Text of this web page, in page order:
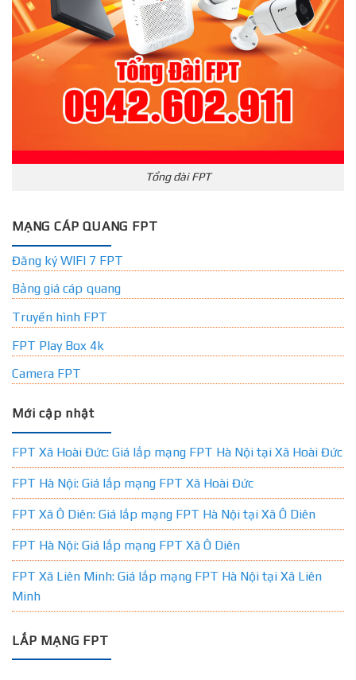
Tổng đài FPT
MẠNG CÁP QUANG FPT
Đăng ký WIFI 7 FPT
Bảng giá cáp quang
Truyền hình FPT
FPT Play Box 4k
Camera FPT
Mới cập nhật
FPT Xã Hoài Đức: Giá lắp mạng FPT Hà Nội tại Xã Hoài Đức
FPT Hà Nội: Giá lắp mạng FPT Xã Hoài Đức
FPT Xã Ô Diên: Giá lắp mạng FPT Hà Nội tại Xã Ô Diên
FPT Hà Nội: Giá lắp mạng FPT Xã Ô Diên
FPT Xã Liên Minh: Giá lắp mạng FPT Hà Nội tại Xã Liên
Minh
LẮP MẠNG FPT